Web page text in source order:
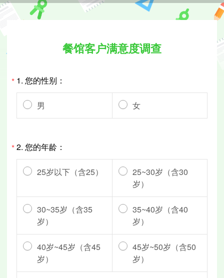
餐馆客户满意度调查
* 1. 您的性别：
男 女
*2. 您的年龄：
25岁以下（含25）
25~30岁（含30
岁）
30~35岁（含35
岁）
35~40岁（含40
岁）
40岁~45岁（含45
岁）
45岁~50岁（含50
岁）